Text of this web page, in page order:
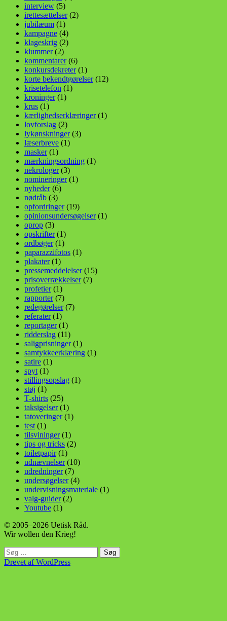
interview (5)
irettesættelser(2)
jubilæum (1)
kampagne (4)
klageskrig (2)
klummer(2)
kommentarer(6)
konkursdekreter(1)
korte bekendtgørelser(12)
krisetelefon (1)
kroninger(1)
krus (1)
kærlighedserklæringer(1)
lovforslag (2)
lykønskninger(3)
læserbreve (1)
masker(1)
mærkningsordning (1)
nekrologer(3)
nomineringer(1)
nyheder(6)
nødråb (3)
opfordringer(19)
opinionsundersøgelser(1)
oprop (3)
opskrifter(1)
ordbøger(1)
paparazzifotos (1)
plakater(1)
pressemeddelelser(15)
prisoverrækkelser(7)
profetier(1)
rapporter(7)
redegørelser(7)
referater(1)
reportager(1)
ridderslag (11)
saligprisninger(1)
samtykkeerklæring (1)
satire (1)
spyt (1)
stillingsopslag (1)
støj (1)
T-shirts (25)
taksigelser(1)
tatoveringer(1)
test (1)
tilsvininger(1)
tips og tricks (2)
toiletpapir(1)
udnævnelser(10)
udredninger(7)
undersøgelser(4)
undervisningsmateriale (1)
valg-guider(2)
Youtube (1)
© 2005–2026 Uetisk Råd.
Wir wollen den Krieg!
Søg
efter:
Drevet af WordPress